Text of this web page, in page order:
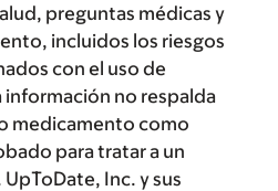
preguntas médicas y
incluidos los riesgos
con el uso de
información no respalda
medicamento como
para tratar a un
Inc. y sus